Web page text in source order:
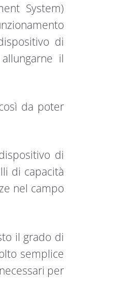
System)
di
il
da poter
di
di capacità
nel campo
il grado di
semplice
per